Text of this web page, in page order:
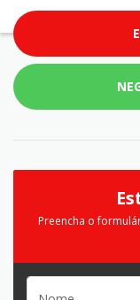
Preencha o